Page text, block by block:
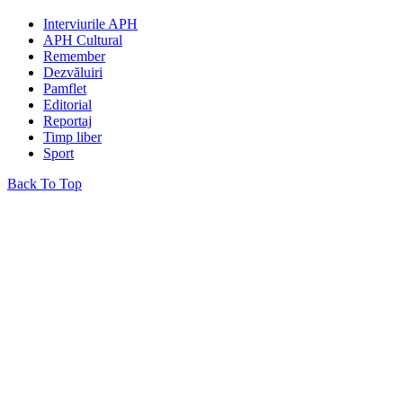
Interviurile APH
APH Cultural
Remember
Dezvăluiri
Pamflet
Editorial
Reportaj
Timp liber
Sport
Back To Top